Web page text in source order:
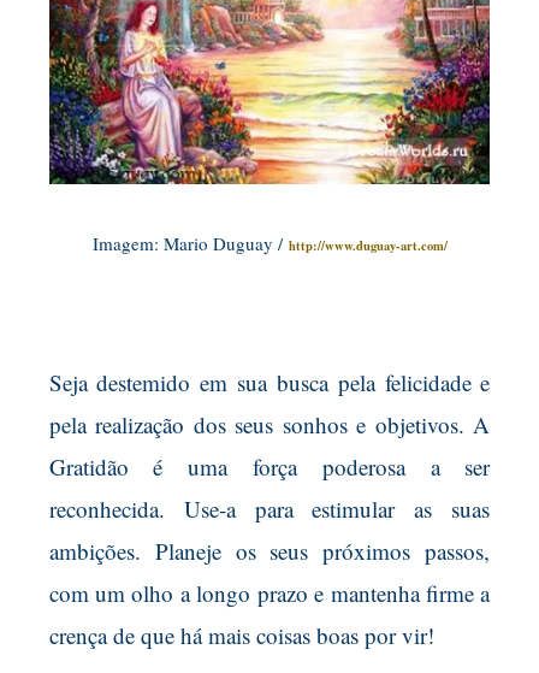
Imagem: Mario Duguay / http://www.duguay-art.com/
Seja destemido em sua busca pela felicidade e
pela realização dos seus sonhos e objetivos. A
Gratidão é uma força poderosa a ser
reconhecida. Use-a para estimular as suas
ambições. Planeje os seus próximos passos,
com um olho a longo prazo e mantenha firme a
crença de que há mais coisas boas por vir!